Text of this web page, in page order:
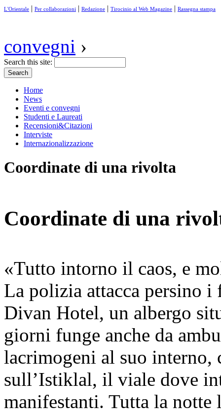
L'Orientale | Per collaborazioni | Redazione | Tirocinio al Web Magazine | Rassegna stampa
convegni ›
Search this site:
Home
News
Eventi e convegni
Studenti e Laureati
Recensioni&Citazioni
Interviste
Internazionalizzazione
Coordinate di una rivolta
Coordinate di una
«Tutto intorno il caos, e
La polizia attacca persino
Divan Hotel, un albergo
giorni funge anche da
lacrimogeni al suo interno,
sull’Istiklal, il viale dove
manifestanti. Tutta la notte